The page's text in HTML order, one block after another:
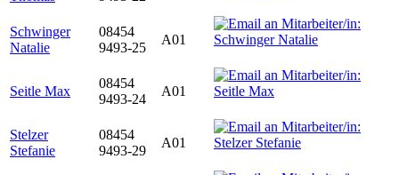
Schwinger
Natalie
08454
9493-25
A01
Seitle Max
08454
9493-24
A01
Stelzer
Stefanie
08454
9493-29
A01